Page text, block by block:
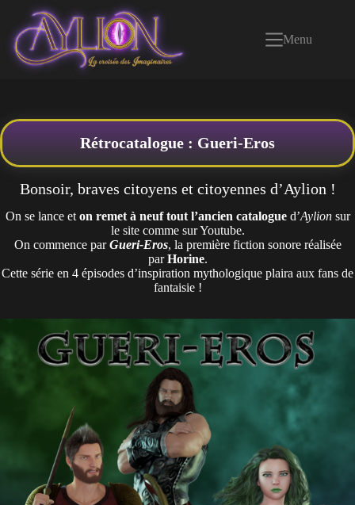
contenu
Menu
Rétrocatalogue : Gueri-Eros
Bonsoir, braves citoyens et citoyennes d’Aylion !
On se lance eton remet à neuf tout l’ancien catalogued’Aylionsur
le site comme sur Youtube.
On commence parGueri-Eros, la première fiction sonore réalisée
parHorine.
Cette série en 4 épisodes d’inspiration mythologique plaira aux fans de
fantaisie !